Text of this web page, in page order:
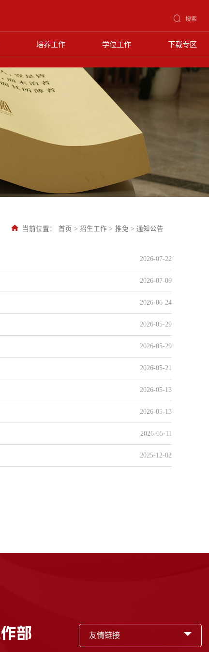
搜索
培养工作 学位工作 下载专区
当前位置： 首页 > 招生工作 > 推免 > 通知公告
2026-07-22
2026-07-09
2026-06-24
2026-05-29
2026-05-29
2026-05-21
2026-05-13
2026-05-13
2026-05-11
2025-12-02
友情链接